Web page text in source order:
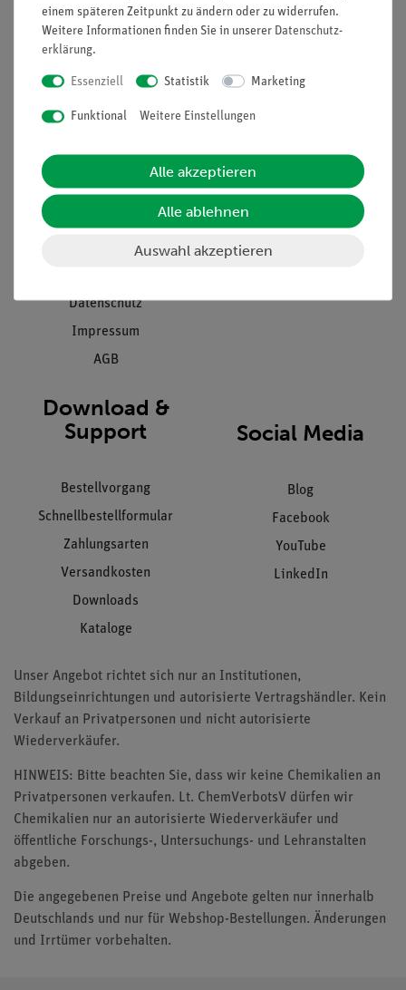
Informationen
Projekte und Lösungen
Presse
Datenschutz
Impressum
AGB
Service
Beratung & Showroom
Inventarisierungs- &
Download &
Support
Bestellvorgang
Schnellbestellformular
Zahlungsarten
Versandkosten
Downloads
Kataloge
Social Media
Blog
Facebook
YouTube
LinkedIn
Unser Angebot richtet sich nur an Institutionen,
Bildungseinrichtungen und autorisierte Vertragshändler. Kein
Verkauf an Privatpersonen und nicht autorisierte
Wiederverkäufer.
HINWEIS: Bitte beachten Sie, dass wir keine Chemikalien an
Privatpersonen verkaufen. Lt. ChemVerbotsV dürfen wir
Chemikalien nur an autorisierte Wiederverkäufer und
öffentliche Forschungs-, Untersuchungs- und Lehranstalten
abgeben.
Die angegebenen Preise und Angebote gelten nur innerhalb
Deutschlands und nur für Webshop-Bestellungen. Änderungen
und Irrtümer vorbehalten.
einem späteren Zeitpunkt zu ändern oder zu widerrufen.
Weitere Informationen finden Sie in unserer Daten­schutz­
erklärung.
Essenziell Statistik Marketing
Funktional Weitere Einstellungen
Alle akzeptieren
Alle ablehnen
Auswahl akzeptieren